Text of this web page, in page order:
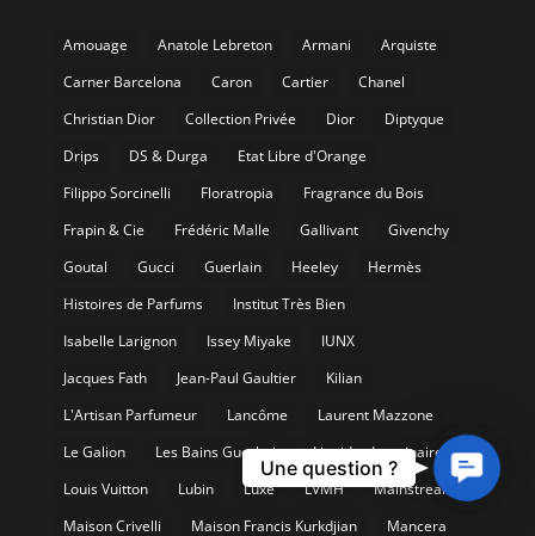
Amouage Anatole Lebreton Armani
Arquiste
Carner Barcelona
Caron Cartier
Chanel
Christian Dior
Collection Privée Dior
Diptyque
Drips
DS & Durga
Etat Libre d'Orange
Filippo Sorcinelli
Floratropia
Fragrance du Bois
Frapin & Cie
Frédéric Malle Gallivant
Givenchy
Goutal
Gucci Guerlain Heeley
Hermès
Histoires de Parfums
Institut Très Bien
Isabelle Larignon
Issey Miyake
IUNX
Jacques Fath
Jean-Paul Gaultier
Kilian
L'Artisan Parfumeur
Lancôme
Laurent Mazzone
Le Galion
Les Bains Guerbois
Liquides Imaginaires
Louis Vuitton
Lubin Luxe LVMH
Mainstream
Maison Crivelli
Maison Francis Kurkdjian Mancera
Contact
Us
Une question ?